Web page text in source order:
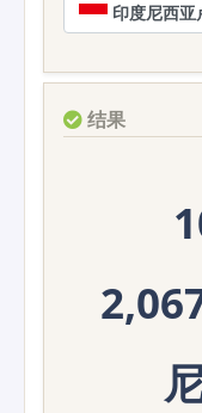
印度尼西亚
结果